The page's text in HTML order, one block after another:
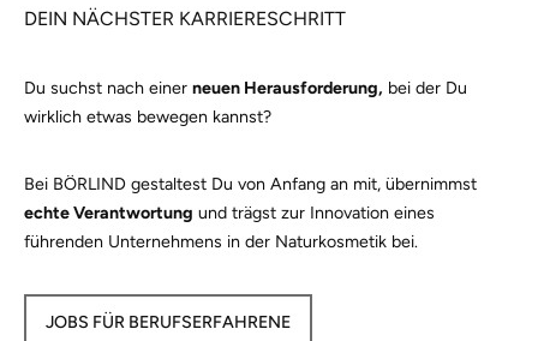
DEIN NÄCHSTER KARRIERESCHRITT
Du suchst nach einer neuen Herausforderung, bei der Du
wirklich etwas bewegen kannst?
Bei BÖRLIND gestaltest Du von Anfang an mit, übernimmst
echte Verantwortung und trägst zur Innovation eines
führenden Unternehmens in der Naturkosmetik bei.
JOBS FÜR BERUFSERFAHRENE